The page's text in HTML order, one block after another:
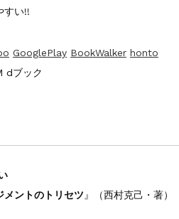
すい!!
GooglePlay BookWalker honto
dブック
トのトリセツ』（西村克己・著）